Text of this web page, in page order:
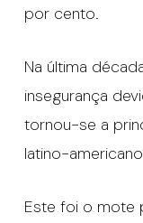
por cento.
Na última
insegurança
tornou-se a
latino-
Este foi o mote